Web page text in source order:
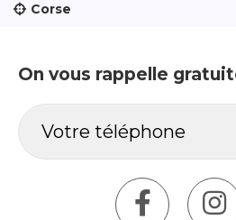
Corse
On vous rappelle